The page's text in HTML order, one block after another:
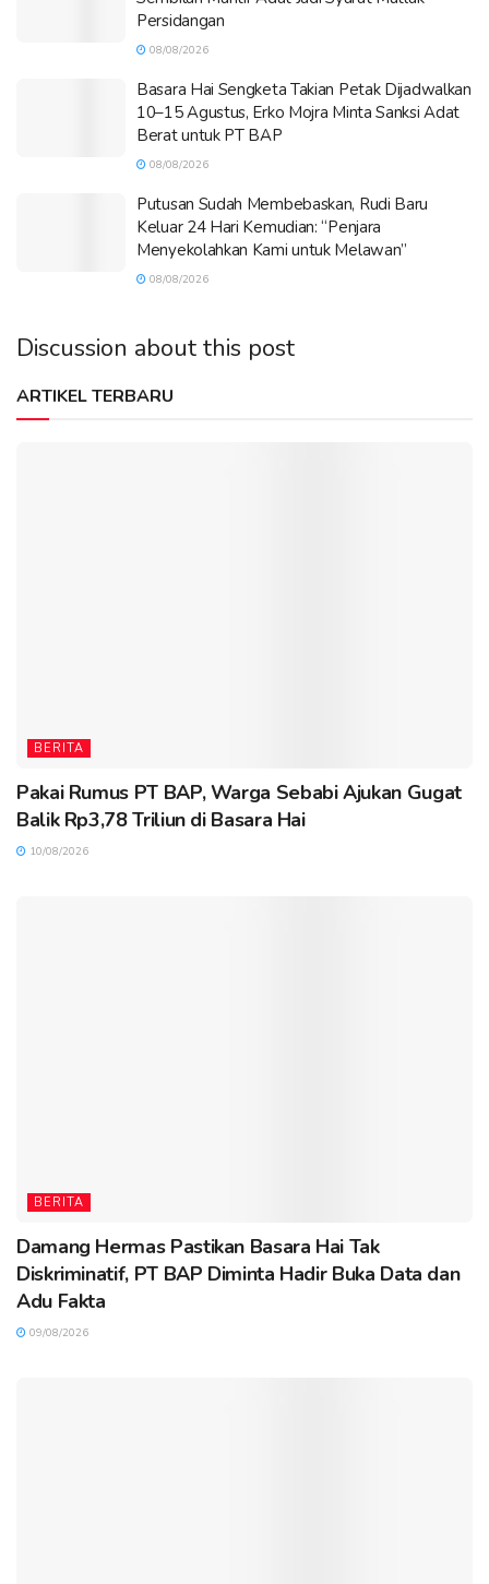
Persidangan
08/08/2026
Basara Hai Sengketa Takian Petak Dijadwalkan
10–15 Agustus, Erko Mojra Minta Sanksi Adat
Berat untuk PT BAP
08/08/2026
Putusan Sudah Membebaskan, Rudi Baru
Keluar 24 Hari Kemudian: “Penjara
Menyekolahkan Kami untuk Melawan”
08/08/2026
Discussion about this post
ARTIKEL TERBARU
BERITA
Pakai Rumus PT BAP, Warga Sebabi Ajukan Gugat
Balik Rp3,78 Triliun di Basara Hai
10/08/2026
BERITA
Damang Hermas Pastikan Basara Hai Tak
Diskriminatif, PT BAP Diminta Hadir Buka Data dan
Adu Fakta
09/08/2026